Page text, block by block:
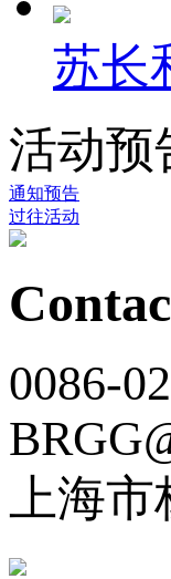
苏长
活动预
通知预告
过往活动
0086-
上海